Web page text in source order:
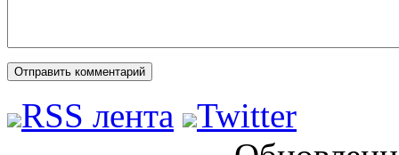
RSS лента
Twitter